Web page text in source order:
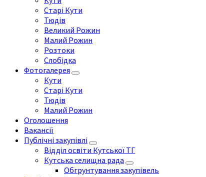
Старі Кути
Тюдів
Великий Рожин
Малий Рожин
Розтоки
Слобідка
Фотогалерея
Кути
Старі Кути
Тюдів
Малий Рожин
Оголошення
Вакансії
Публічні закупівлі
Відділ освіти Кутської ТГ
Кутська селищна рада
Обгрунтування закупівель